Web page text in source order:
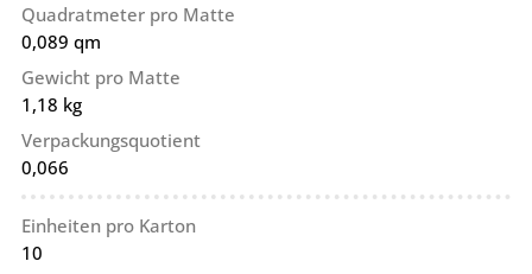
Quadratmeter pro Matte
0,089 qm
Gewicht pro Matte
1,18 kg
Verpackungsquotient
0,066
Einheiten pro Karton
10